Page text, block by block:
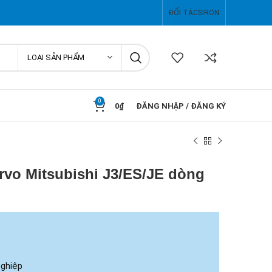
ĐỐI TÁCSIRON
LOẠI SẢN PHẨM
0
0₫ ĐĂNG NHẬP / ĐĂNG KÝ
Mitsubishi J3/ES/JE dòng